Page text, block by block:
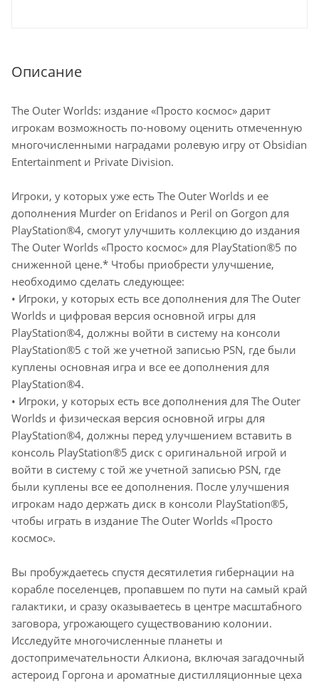
Описание
The Outer Worlds: издание «Просто космос» дарит
игрокам возможность по-новому оценить отмеченную
многочисленными наградами ролевую игру от Obsidian
Entertainment и Private Division.
Игроки, у которых уже есть The Outer Worlds и ее
дополнения Murder on Eridanos и Peril on Gorgon для
PlayStation®4, смогут улучшить коллекцию до издания
The Outer Worlds «Просто космос» для PlayStation®5 по
сниженной цене.* Чтобы приобрести улучшение,
необходимо сделать следующее:
• Игроки, у которых есть все дополнения для The Outer
Worlds и цифровая версия основной игры для
PlayStation®4, должны войти в систему на консоли
PlayStation®5 с той же учетной записью PSN, где были
куплены основная игра и все ее дополнения для
PlayStation®4.
• Игроки, у которых есть все дополнения для The Outer
Worlds и физическая версия основной игры для
PlayStation®4, должны перед улучшением вставить в
консоль PlayStation®5 диск с оригинальной игрой и
войти в систему с той же учетной записью PSN, где
были куплены все ее дополнения. После улучшения
игрокам надо держать диск в консоли PlayStation®5,
чтобы играть в издание The Outer Worlds «Просто
космос».
Вы пробуждаетесь спустя десятилетия гибернации на
корабле поселенцев, пропавшем по пути на самый край
галактики, и сразу оказываетесь в центре масштабного
заговора, угрожающего существованию колонии.
Исследуйте многочисленные планеты и
достопримечательности Алкиона, включая загадочный
астероид Горгона и ароматные дистилляционные цеха